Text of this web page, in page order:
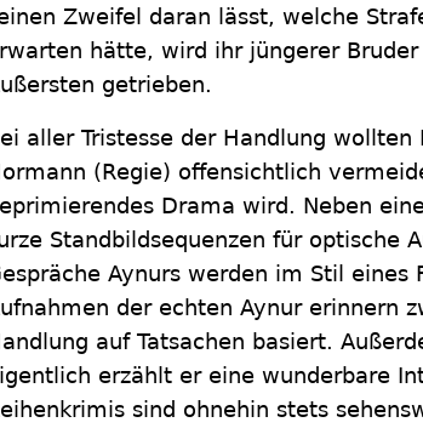
Zweifel daran lässt, welche
hätte, wird ihr jüngerer
getrieben.
aller Tristesse der Handlung
(Regie) offensichtlich
Drama wird. Neben
Standbildsequenzen für optische
Aynurs werden im Stil eines
der echten Aynur erinnern
auf Tatsachen basiert.
erzählt er eine wunderbare
sind ohnehin stets